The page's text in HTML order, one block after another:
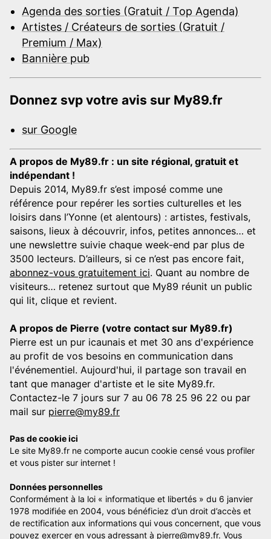
Agenda des sorties (Gratuit / Top Agenda)
Artistes / Créateurs de sorties (Gratuit /
Premium / Max)
Bannière pub
Donnez svp votre avis sur My89.fr
sur Google
A propos de My89.fr : un site régional, gratuit et
indépendant !
Depuis 2014, My89.fr s’est imposé comme une
référence pour repérer les sorties culturelles et les
loisirs dans l’Yonne (et alentours) : artistes, festivals,
saisons, lieux à découvrir, infos, petites annonces… et
une newslettre suivie chaque week-end par plus de
3500 lecteurs. D’ailleurs, si ce n’est pas encore fait,
abonnez-vous gratuitement ici. Quant au nombre de
visiteurs… retenez surtout que My89 réunit un public
qui lit, clique et revient.
A propos de Pierre (votre contact sur My89.fr)
Pierre est un pur icaunais et met 30 ans d'expérience
au profit de vos besoins en communication dans
l'événementiel. Aujourd'hui, il partage son travail en
tant que manager d'artiste et le site My89.fr.
Contactez-le 7 jours sur 7 au 06 78 25 96 22 ou par
mail sur pierre@my89.fr
Pas de cookie ici
Le site My89.fr ne comporte aucun cookie censé vous profiler
et vous pister sur internet !
Données personnelles
Conformément à la loi « informatique et libertés » du 6 janvier
1978 modifiée en 2004, vous bénéficiez d’un droit d’accès et
de rectification aux informations qui vous concernent, que vous
pouvez exercer en vous adressant à pierre@my89.fr. Vous